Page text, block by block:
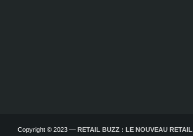
Copyright © 2023 — RETAIL BUZZ : LE NOUVEAU